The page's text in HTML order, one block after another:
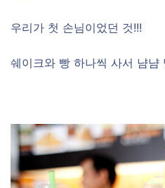
우리가 첫 손님이었던 것!!!
쉐이크와 빵 하나씩 사서 냠냠